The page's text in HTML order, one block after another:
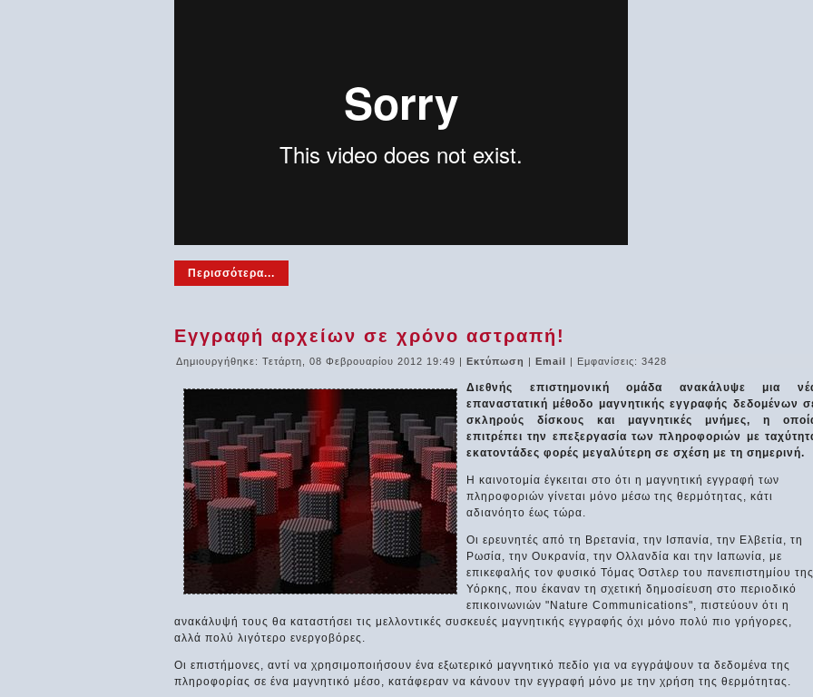
Περισσότερα...
Εγγραφή αρχείων σε χρόνο αστραπή!
Δημιουργήθηκε: Τετάρτη, 08 Φεβρουαρίου 2012 19:49 | Εκτύπωση | Email | Εμφανίσεις: 3428
Διεθνής επιστημονική ομάδα ανακάλυψε μια
επαναστατική μέθοδο μαγνητικής εγγραφής δεδομένων
σκληρούς δίσκους και μαγνητικές μνήμες, η
επιτρέπει την επεξεργασία των πληροφοριών με
εκατοντάδες φορές μεγαλύτερη σε σχέση με τη σημερινή.
Η καινοτομία έγκειται στο ότι η μαγνητική εγγραφή των
πληροφοριών γίνεται μόνο μέσω της θερμότητας, κάτι
αδιανόητο έως τώρα.
Οι ερευνητές από τη Βρετανία, την Ισπανία, την Ελβετία, τη
Ρωσία, την Ουκρανία, την Ολλανδία και την Ιαπωνία, με
επικεφαλής τον φυσικό Τόμας Όστλερ του πανεπιστημίου της
Υόρκης, που έκαναν τη σχετική δημοσίευση στο περιοδικό
επικοινωνιών "Nature Communications", πιστεύουν ότι η
ανακάλυψή τους θα καταστήσει τις μελλοντικές συσκευές μαγνητικής εγγραφής όχι μόνο πολύ πιο γρήγορες,
αλλά πολύ λιγότερο ενεργοβόρες.
Οι επιστήμονες, αντί να χρησιμοποιήσουν ένα εξωτερικό μαγνητικό πεδίο για να εγγράψουν τα δεδομένα της
πληροφορίας σε ένα μαγνητικό μέσο, κατάφεραν να κάνουν την εγγραφή μόνο με την χρήση της θερμότητας.